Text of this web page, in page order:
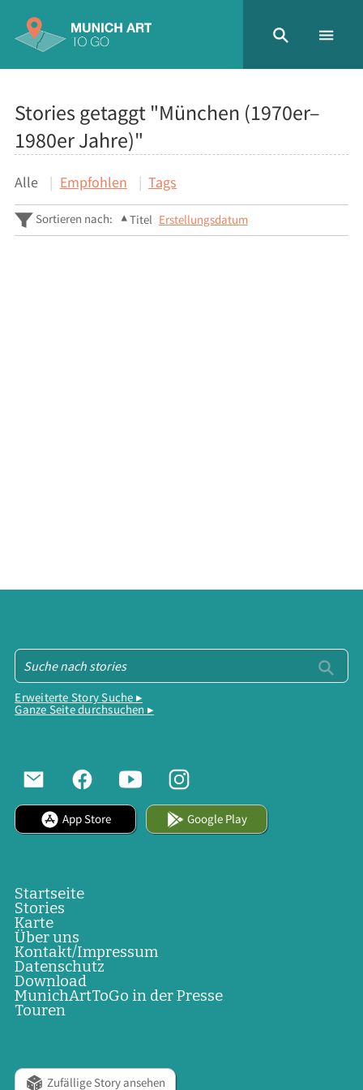
Stories getaggt "München (1970er–
1980er Jahre)"
Alle Empfohlen Tags
Sortieren nach: Titel Erstellungsdatum
Erweiterte Story Suche ▸
Ganze Seite durchsuchen ▸
App Store Google Play
Startseite
Stories
Karte
Über uns
Kontakt/Impressum
Datenschutz
Download
MunichArtToGo in der Presse
Touren
Zufällige Story ansehen